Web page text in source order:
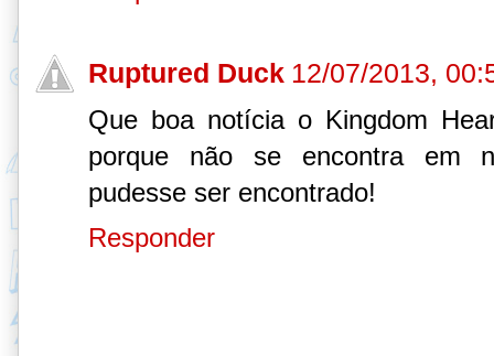
Ruptured Duck 12/07/2013,
Que boa notícia o Kingdom
porque não se encontra em
pudesse ser encontrado!
Responder